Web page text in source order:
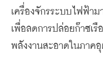
เครื่องจักรระบบไฟฟ้า
เพื่อลดการปล่อยก๊าซเรื
พลังงานสะอาดในภาค